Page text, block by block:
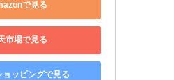
で見る
市場で見る
ョッピングで見る